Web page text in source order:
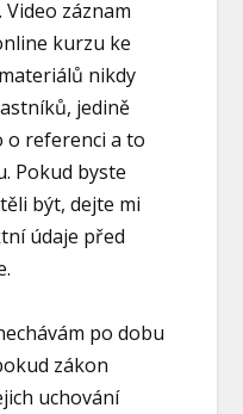
záznam
kurzu ke
nikdy
jedině
o referenci a to
Pokud byste
být, dejte mi
údaje před
po dobu
zákon
uchování